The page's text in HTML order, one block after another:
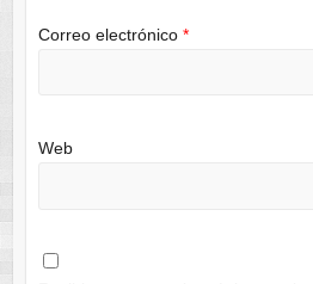
Correo electrónico *
Web